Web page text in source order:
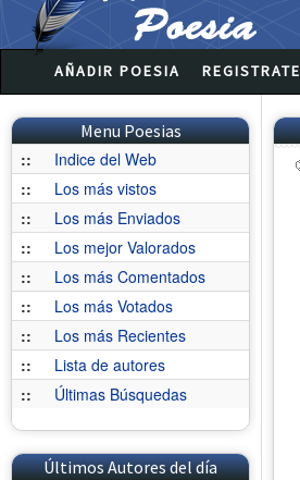
AÑADIR POESIA REGISTRATE
Menu Poesias
::
Indice del Web
::
Los más vistos
::
Los más Enviados
::
Los mejor Valorados
::
Los más Comentados
::
Los más Votados
::
Los más Recientes
::
Lista de autores
::
Últimas Búsquedas
Últimos Autores del día